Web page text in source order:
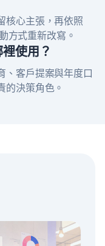
核心主張，再依照
方式重新改寫。
使用？
、客戶提案與年度口
的決策角色。